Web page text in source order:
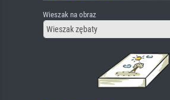
Wieszak na obraz
Wieszak zębaty